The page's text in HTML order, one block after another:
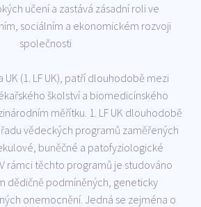
učení a zastává zásadní roli ve
sociálním a ekonomickém rozvoji
společnosti
UK (1. LF UK), patří dlouhodobě mezi
školství a biomedicínského
měřítku. 1. LF UK dlouhodobě
vědeckých programů zaměřených
buněčné a patofyziologické
rámci těchto programů je studováno
dědičně podmíněných, geneticky
onemocnění. Jedná se zejména o